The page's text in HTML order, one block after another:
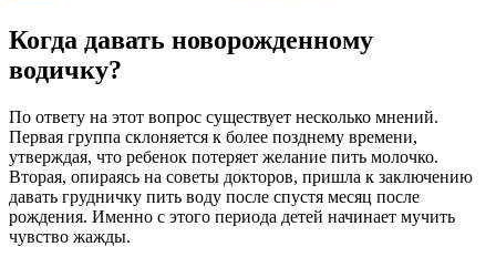
Когда давать новорожденному
водичку?
По ответу на этот вопрос существует несколько мнений.
Первая группа склоняется к более позднему времени,
утверждая, что ребенок потеряет желание пить молочко.
Вторая, опираясь на советы докторов, пришла к заключению
давать грудничку пить воду после спустя месяц после
рождения. Именно с этого периода детей начинает мучить
чувство жажды.